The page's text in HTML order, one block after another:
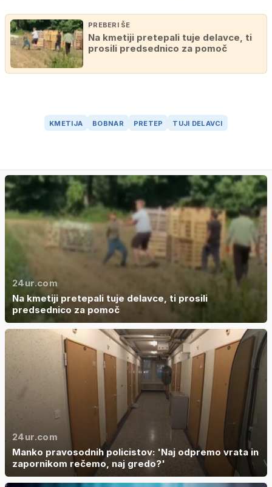
PREBERI ŠE
Na kmetiji pretepali tuje delavce, ti
prosili predsednico za pomoč
KMETIJA BOBNAR PRETEP TUJI DELAVCI
24ur.com
Na kmetiji pretepali tuje delavce, ti prosili
predsednico za pomoč
24ur.com
Manko pravosodnih policistov: 'Naj odpremo vrata in
zapornikom rečemo, naj gredo?'